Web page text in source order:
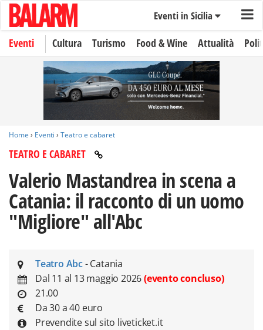
Eventi in Sicilia
Eventi Cultura Turismo Food & Wine Attualità
Home › Eventi › Teatro e cabaret
TEATRO E CABARET
Valerio Mastandrea in scena a
Catania: il racconto di un uomo
"Migliore" all'Abc
Teatro Abc- Catania
Dal 11 al 13 maggio 2026(evento concluso)
21.00
Da 30 a 40 euro
Prevendite sul sito liveticket.it